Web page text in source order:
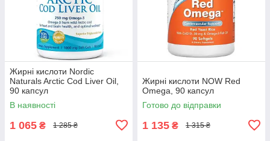
Жирні кислоти Nordic
Naturals Arctic Cod Liver Oil,
90 капсул
В наявності
1 065 ₴ 1 285 ₴
Жирні кислоти NOW Red
Omega, 90 капсул
Готово до відправки
1 135 ₴ 1 315 ₴